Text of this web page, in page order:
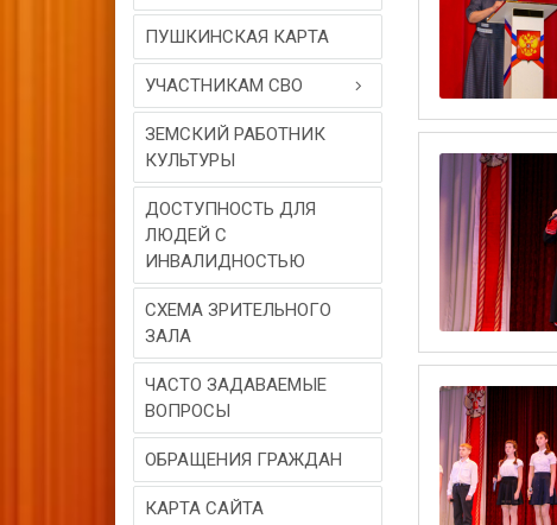
ПУШКИНСКАЯ КАРТА
УЧАСТНИКАМ СВО
ЗЕМСКИЙ РАБОТНИК
КУЛЬТУРЫ
ДОСТУПНОСТЬ ДЛЯ
ЛЮДЕЙ С
ИНВАЛИДНОСТЬЮ
СХЕМА ЗРИТЕЛЬНОГО
ЗАЛА
ЧАСТО ЗАДАВАЕМЫЕ
ВОПРОСЫ
ОБРАЩЕНИЯ ГРАЖДАН
КАРТА САЙТА